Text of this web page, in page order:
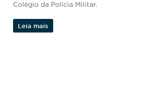
Colégio da Polícia Militar.
Leia mais